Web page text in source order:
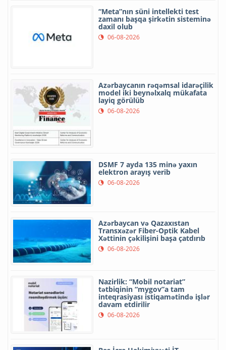
“Meta”nın süni intellekti test
zamanı başqa şirkətin sisteminə
daxil olub
06-08-2026
Azərbaycanın rəqəmsal idarəçilik
model iki beynəlxalq mükafata
layiq görülüb
06-08-2026
DSMF 7 ayda 135 minə yaxın
elektron arayış verib
06-08-2026
Azərbaycan və Qazaxıstan
Transxəzər Fiber-Optik Kabel
Xəttinin çəkilişini başa çatdırıb
06-08-2026
Nazirlik: “Mobil notariat”
tətbiqinin “mygov”a tam
inteqrasiyası istiqamətində işlər
davam etdirilir
06-08-2026